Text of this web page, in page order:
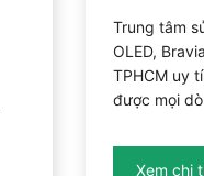
Trung tâm
OLED,
TPHCM uy
được mọi
Xem chi